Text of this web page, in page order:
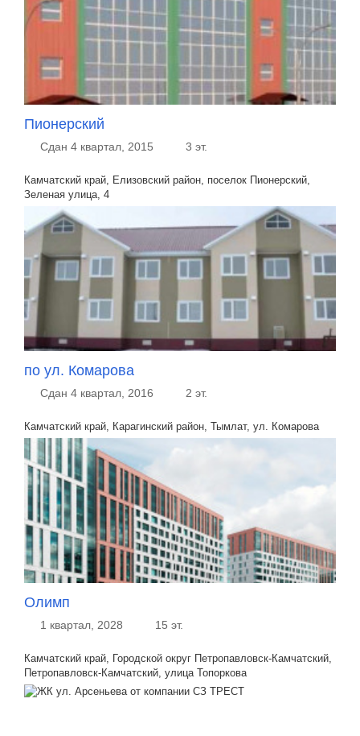
Пионерский
Сдан 4 квартал, 2015 3 эт.
Камчатский край, Елизовский район, поселок Пионерский,
Зеленая улица, 4
по ул. Комарова
Сдан 4 квартал, 2016 2 эт.
Камчатский край, Карагинский район, Тымлат, ул. Комарова
Олимп
1 квартал, 2028 15 эт.
Камчатский край, Городской округ Петропавловск-Камчатский,
Петропавловск-Камчатский, улица Топоркова